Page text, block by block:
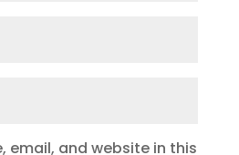
email, and website in this